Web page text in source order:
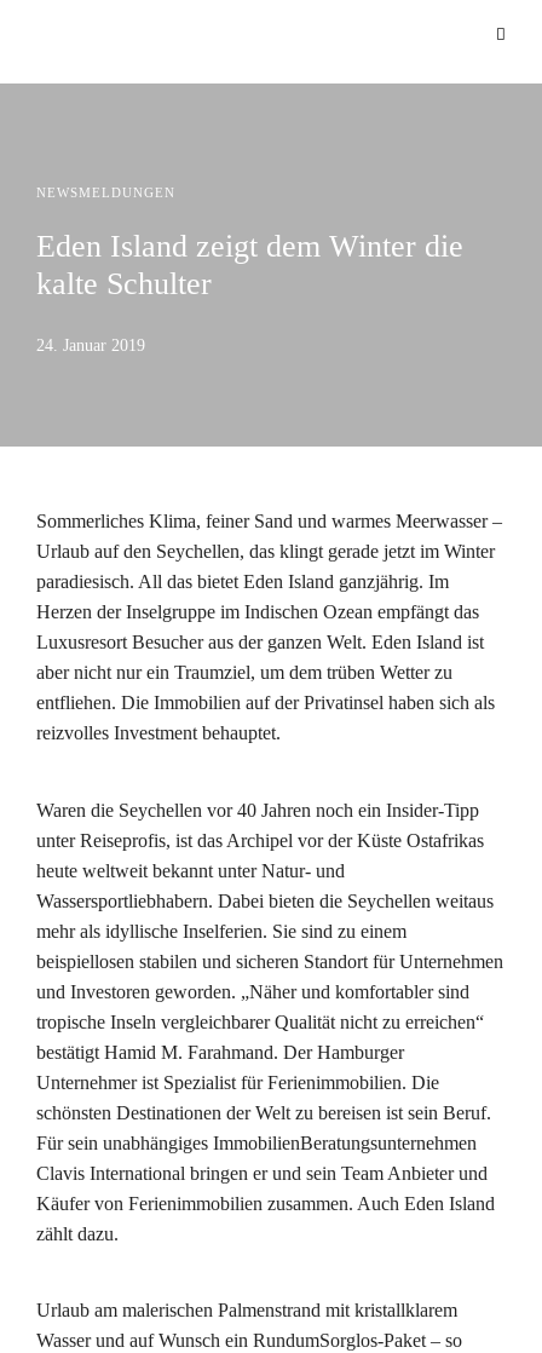
NEWSMELDUNGEN
Eden Island zeigt dem Winter die
kalte Schulter
24. Januar 2019
Sommerliches Klima, feiner Sand und warmes Meerwasser –
Urlaub auf den Seychellen, das klingt gerade jetzt im Winter
paradiesisch. All das bietet Eden Island ganzjährig. Im
Herzen der Inselgruppe im Indischen Ozean empfängt das
Luxusresort Besucher aus der ganzen Welt. Eden Island ist
aber nicht nur ein Traumziel, um dem trüben Wetter zu
entfliehen. Die Immobilien auf der Privatinsel haben sich als
reizvolles Investment behauptet.
Waren die Seychellen vor 40 Jahren noch ein Insider-Tipp
unter Reiseprofis, ist das Archipel vor der Küste Ostafrikas
heute weltweit bekannt unter Natur- und
Wassersportliebhabern. Dabei bieten die Seychellen weitaus
mehr als idyllische Inselferien. Sie sind zu einem
beispiellosen stabilen und sicheren Standort für Unternehmen
und Investoren geworden. „Näher und komfortabler sind
tropische Inseln vergleichbarer Qualität nicht zu erreichen“
bestätigt Hamid M. Farahmand. Der Hamburger
Unternehmer ist Spezialist für Ferienimmobilien. Die
schönsten Destinationen der Welt zu bereisen ist sein Beruf.
Für sein unabhängiges ImmobilienBeratungsunternehmen
Clavis International bringen er und sein Team Anbieter und
Käufer von Ferienimmobilien zusammen. Auch Eden Island
zählt dazu.
Urlaub am malerischen Palmenstrand mit kristallklarem
Wasser und auf Wunsch ein RundumSorglos-Paket – so